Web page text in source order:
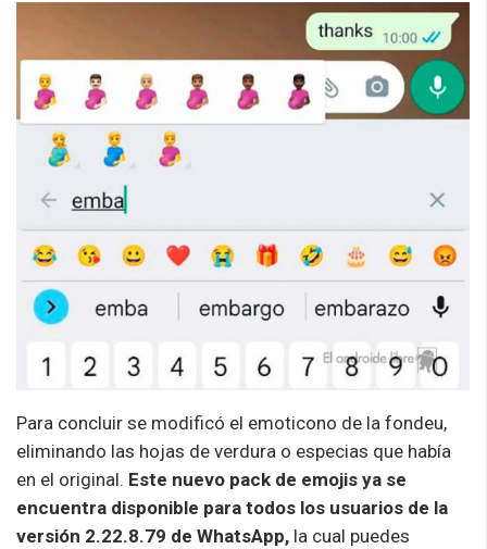
Para concluir se modificó el emoticono de la fondeu,
eliminando las hojas de verdura o especias que había
en el original. Este nuevo pack de emojis ya se
encuentra disponible para todos los usuarios de la
versión 2.22.8.79 de WhatsApp, la cual puedes